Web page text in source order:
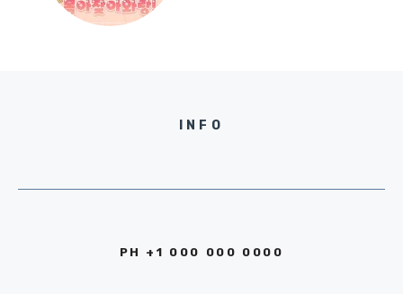
INFO
PH +1 000 000 0000